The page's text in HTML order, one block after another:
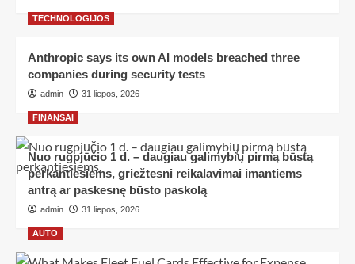
TECHNOLOGIJOS
Anthropic says its own AI models breached three
companies during security tests
admin 31 liepos, 2026
FINANSAI
Nuo rugpjūčio 1 d. – daugiau galimybių pirmą būstą
perkantiesiems, griežtesni reikalavimai imantiems
antrą ar paskesnę būsto paskolą
admin 31 liepos, 2026
AUTO